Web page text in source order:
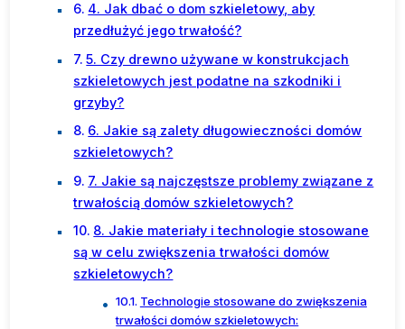
4. Jak dbać o dom szkieletowy, aby
przedłużyć jego trwałość?
5. Czy drewno używane w konstrukcjach
szkieletowych jest podatne na szkodniki i
grzyby?
6. Jakie są zalety długowieczności domów
szkieletowych?
7. Jakie są najczęstsze problemy związane z
trwałością domów szkieletowych?
8. Jakie materiały i technologie stosowane
są w celu zwiększenia trwałości domów
szkieletowych?
Technologie stosowane do zwiększenia
trwałości domów szkieletowych: